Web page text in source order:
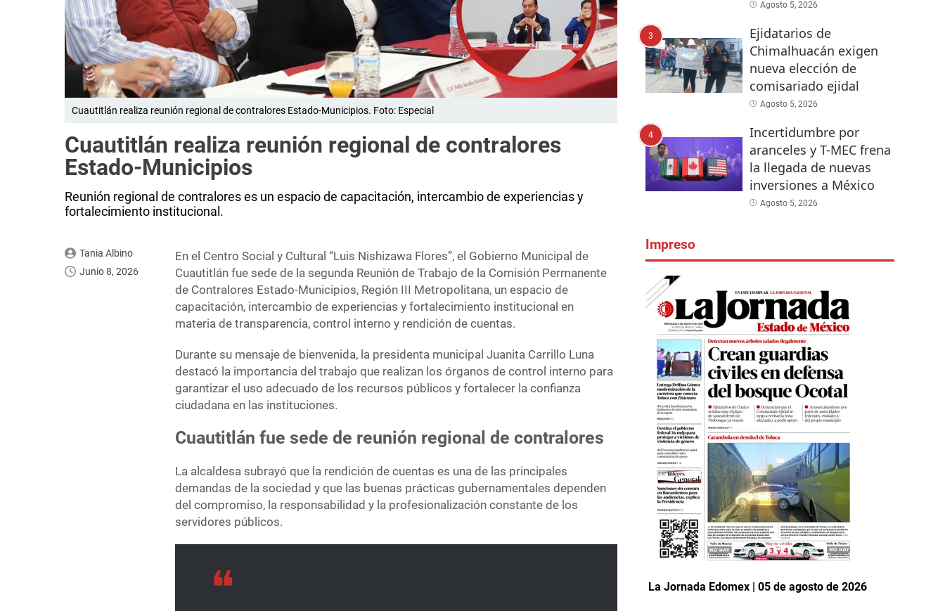
Cuautitlán realiza reunión regional de contralores Estado-Municipios. Foto: Especial
Cuautitlán realiza reunión regional de contralores
Estado-Municipios
Reunión regional de contralores es un espacio de capacitación, intercambio de experiencias y
fortalecimiento institucional.
Tania Albino
Junio 8, 2026
En el Centro Social y Cultural “Luis Nishizawa Flores”, el Gobierno Municipal de
Cuautitlán fue sede de la segunda Reunión de Trabajo de la Comisión Permanente
de Contralores Estado-Municipios, Región III Metropolitana, un espacio de
capacitación, intercambio de experiencias y fortalecimiento institucional en
materia de transparencia, control interno y rendición de cuentas.
Durante su mensaje de bienvenida, la presidenta municipal Juanita Carrillo Luna
destacó la importancia del trabajo que realizan los órganos de control interno para
garantizar el uso adecuado de los recursos públicos y fortalecer la confianza
ciudadana en las instituciones.
Cuautitlán fue sede de reunión regional de contralores
La alcaldesa subrayó que la rendición de cuentas es una de las principales
demandas de la sociedad y que las buenas prácticas gubernamentales dependen
del compromiso, la responsabilidad y la profesionalización constante de los
servidores públicos.
Agosto 5, 2026
3
Ejidatarios de
Chimalhuacán exigen
nueva elección de
comisariado ejidal
Agosto 5, 2026
4
Incertidumbre por
aranceles y T-MEC frena
la llegada de nuevas
inversiones a México
Agosto 5, 2026
Impreso
La Jornada Edomex | 05 de agosto de 2026